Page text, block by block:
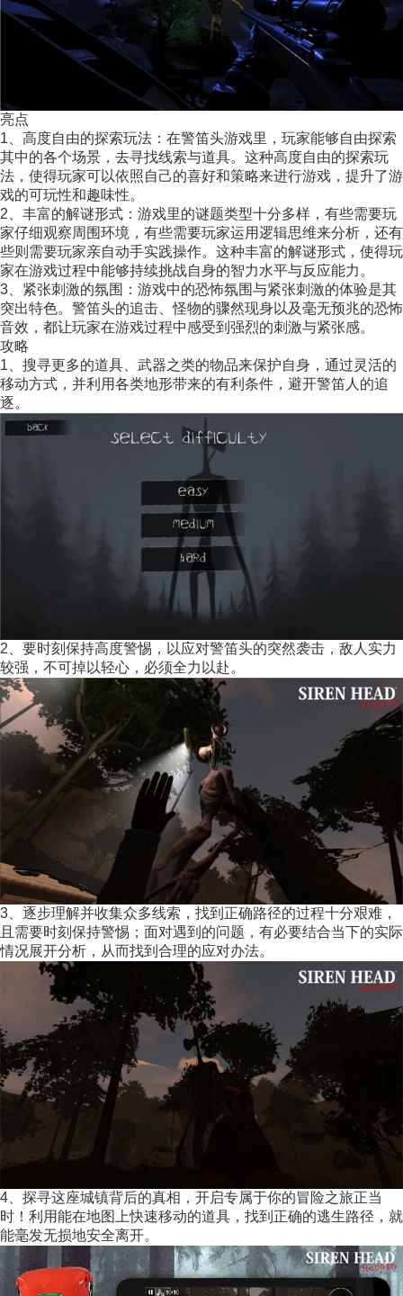
亮点
1、高度自由的探索玩法：在警笛头游戏里，玩家能够自由探索
其中的各个场景，去寻找线索与道具。这种高度自由的探索玩
法，使得玩家可以依照自己的喜好和策略来进行游戏，提升了游
戏的可玩性和趣味性。
2、丰富的解谜形式：游戏里的谜题类型十分多样，有些需要玩
家仔细观察周围环境，有些需要玩家运用逻辑思维来分析，还有
些则需要玩家亲自动手实践操作。这种丰富的解谜形式，使得玩
家在游戏过程中能够持续挑战自身的智力水平与反应能力。
3、紧张刺激的氛围：游戏中的恐怖氛围与紧张刺激的体验是其
突出特色。警笛头的追击、怪物的骤然现身以及毫无预兆的恐怖
音效，都让玩家在游戏过程中感受到强烈的刺激与紧张感。
攻略
1、搜寻更多的道具、武器之类的物品来保护自身，通过灵活的
移动方式，并利用各类地形带来的有利条件，避开警笛人的追
逐。
2、要时刻保持高度警惕，以应对警笛头的突然袭击，敌人实力
较强，不可掉以轻心，必须全力以赴。
3、逐步理解并收集众多线索，找到正确路径的过程十分艰难，
且需要时刻保持警惕；面对遇到的问题，有必要结合当下的实际
情况展开分析，从而找到合理的应对办法。
4、探寻这座城镇背后的真相，开启专属于你的冒险之旅正当
时！利用能在地图上快速移动的道具，找到正确的逃生路径，就
能毫发无损地安全离开。